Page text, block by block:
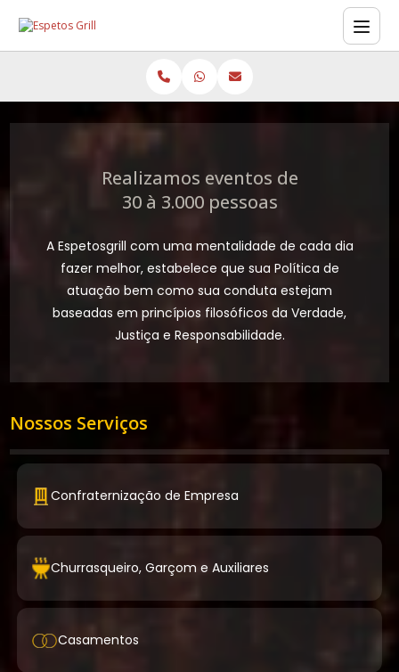
Realizamos eventos de
30 à 3.000 pessoas
A Espetosgrill com uma mentalidade de cada dia
fazer melhor, estabelece que sua Política de
atuação bem como sua conduta estejam
baseadas em princípios filosóficos da Verdade,
Justiça e Responsabilidade.
Nossos Serviços
Confraternização de Empresa
Churrasqueiro, Garçom e Auxiliares
Casamentos